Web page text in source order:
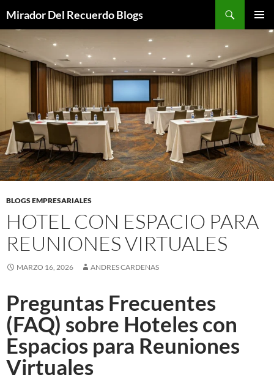
contenido
Mirador Del Recuerdo Blogs
MENÚ
BLOGS EMPRESARIALES
HOTEL CON ESPACIO PARA
REUNIONES VIRTUALES
MARZO 16, 2026 ANDRES CARDENAS
Preguntas Frecuentes
(FAQ) sobre Hoteles con
Espacios para Reuniones
Virtuales